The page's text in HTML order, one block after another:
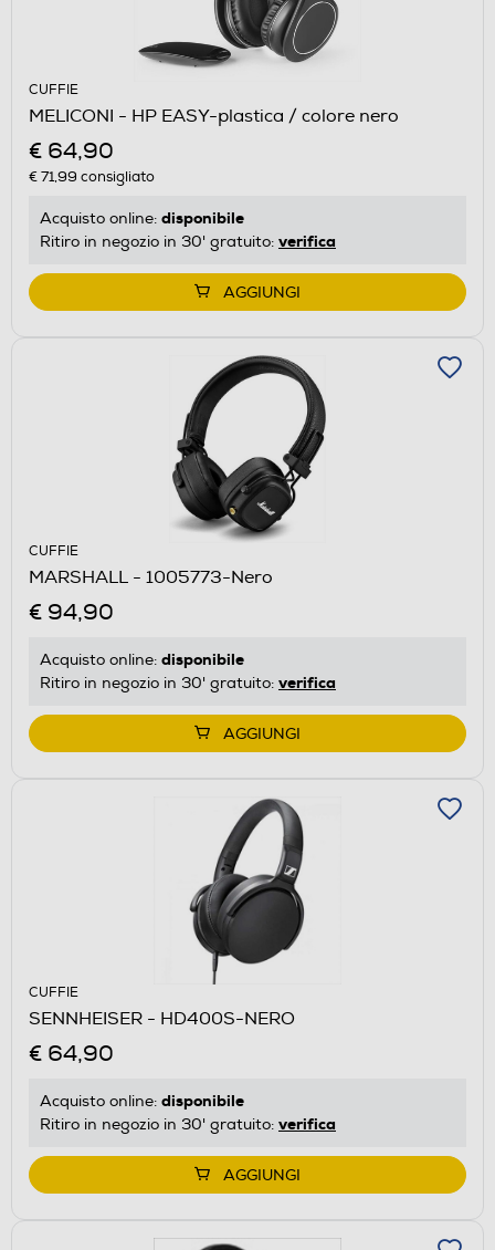
CUFFIE
MELICONI - HP EASY-plastica / colore nero
€ 64,90
€ 71,99 consigliato
Acquisto online: disponibile
Ritiro in negozio in 30' gratuito: verifica
AGGIUNGI
CUFFIE
MARSHALL - 1005773-Nero
€ 94,90
Acquisto online: disponibile
Ritiro in negozio in 30' gratuito: verifica
AGGIUNGI
CUFFIE
SENNHEISER - HD400S-NERO
€ 64,90
Acquisto online: disponibile
Ritiro in negozio in 30' gratuito: verifica
AGGIUNGI